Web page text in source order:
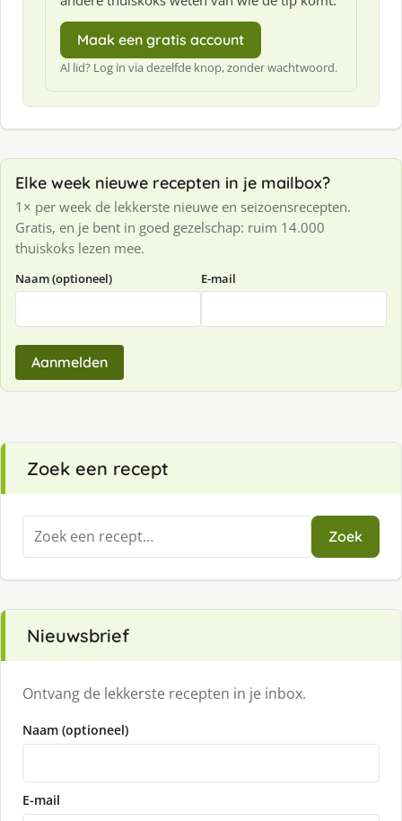
Maak een gratis account
Al lid? Log in via dezelfde knop, zonder wachtwoord.
Elke week nieuwe recepten in je mailbox?
1× per week de lekkerste nieuwe en seizoensrecepten.
Gratis, en je bent in goed gezelschap: ruim 14.000
thuiskoks lezen mee.
Naam (optioneel) E-mail
Aanmelden
Zoek een recept
Zoeken
naar:
Zoek
Nieuwsbrief
Ontvang de lekkerste recepten in je inbox.
Naam (optioneel)
E-mail